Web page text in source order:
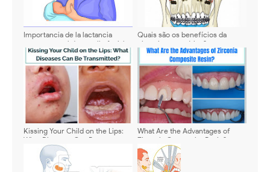
Importancia de la lactancia
materna en el desarrollo facial
del bebé
Quais são os benefícios da
cirurgia ortognática?
Kissing Your Child on the Lips:
What Diseases Can Be
Transmitted?
What Are the Advantages of
Zirconia Composite Resin?